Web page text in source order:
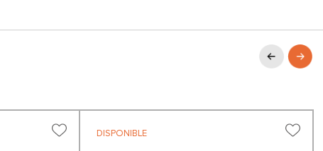
DISPONIBLE